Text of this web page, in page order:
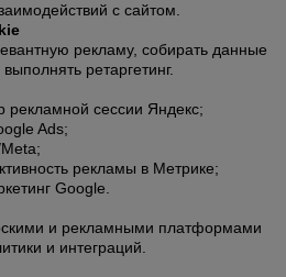
Техника
для
Тачки
строительные
и садовые
с сайтом.
рекламу, собирать данные
ретаргетинг.
сессии Яндекс;
Ads;
рекламы в Метрике;
Google.
и рекламными платформами
и интеграций.